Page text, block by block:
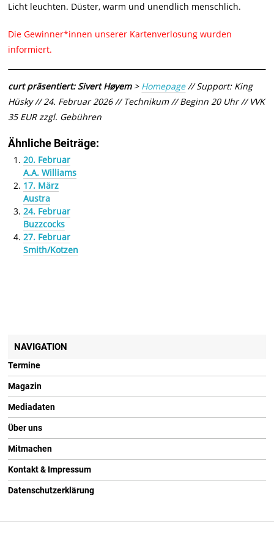
Licht leuchten. Düster, warm und unendlich menschlich.
Die Gewinner*innen unserer Kartenverlosung wurden
informiert.
curt präsentiert: Sivert Høyem> Homepage// Support: King
Hüsky // 24. Februar 2026 // Technikum // Beginn 20 Uhr // VVK
35 EUR zzgl. Gebühren
Ähnliche Beiträge:
20. Februar
A.A. Williams
17. März
Austra
24. Februar
Buzzcocks
27. Februar
Smith/Kotzen
NAVIGATION
Termine
Magazin
Mediadaten
Über uns
Mitmachen
Kontakt & Impressum
Datenschutzerklärung